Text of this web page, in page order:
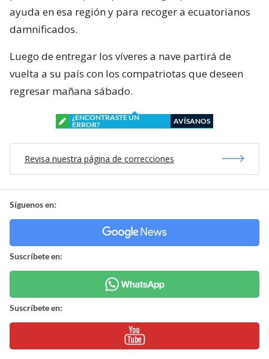
ayuda en esa región y para recoger a ecuatorianos
damnificados.
Luego de entregar los víveres a nave partirá de
vuelta a su país con los compatriotas que deseen
regresar mañana sábado.
¿ENCONTRASTE UN
ERROR?
AVÍSANOS
Revisa nuestra página de correcciones
Síguenos en:
Suscríbete en:
Suscríbete en: